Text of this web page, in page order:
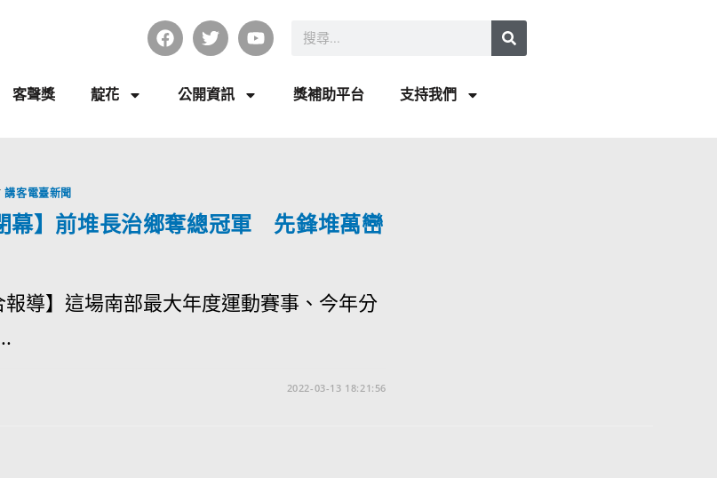
客聲獎 靛花 公開資訊 獎補助平台 支持我們
講客電臺新聞
幕】前堆長治鄉奪總冠軍 先鋒堆萬巒
報導】這場南部最大年度運動賽事、今年分
2022-03-13 18:21:56